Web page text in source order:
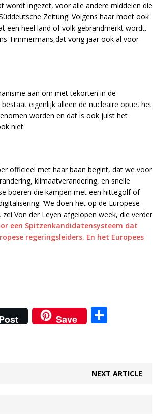
wordt ingezet, voor alle andere middelen die
Zeitung. Volgens haar moet ook
een heel land of volk gebrandmerkt wordt.
Timmermans,dat vorig jaar ook al voor
aan om met tekorten in de
eigenlijk alleen de nucleaire optie, het
worden en dat is ook juist het
niet.
officieel met haar baan begint, dat we voor
klimaatverandering, en snelle
boeren die kampen met een hittegolf of
‘We doen het op de Europese
Von der Leyen afgelopen week, die verder
een Spitzenkandidatensysteem dat
regeringsleiders. En het Europees
Save
NEXT ARTICLE